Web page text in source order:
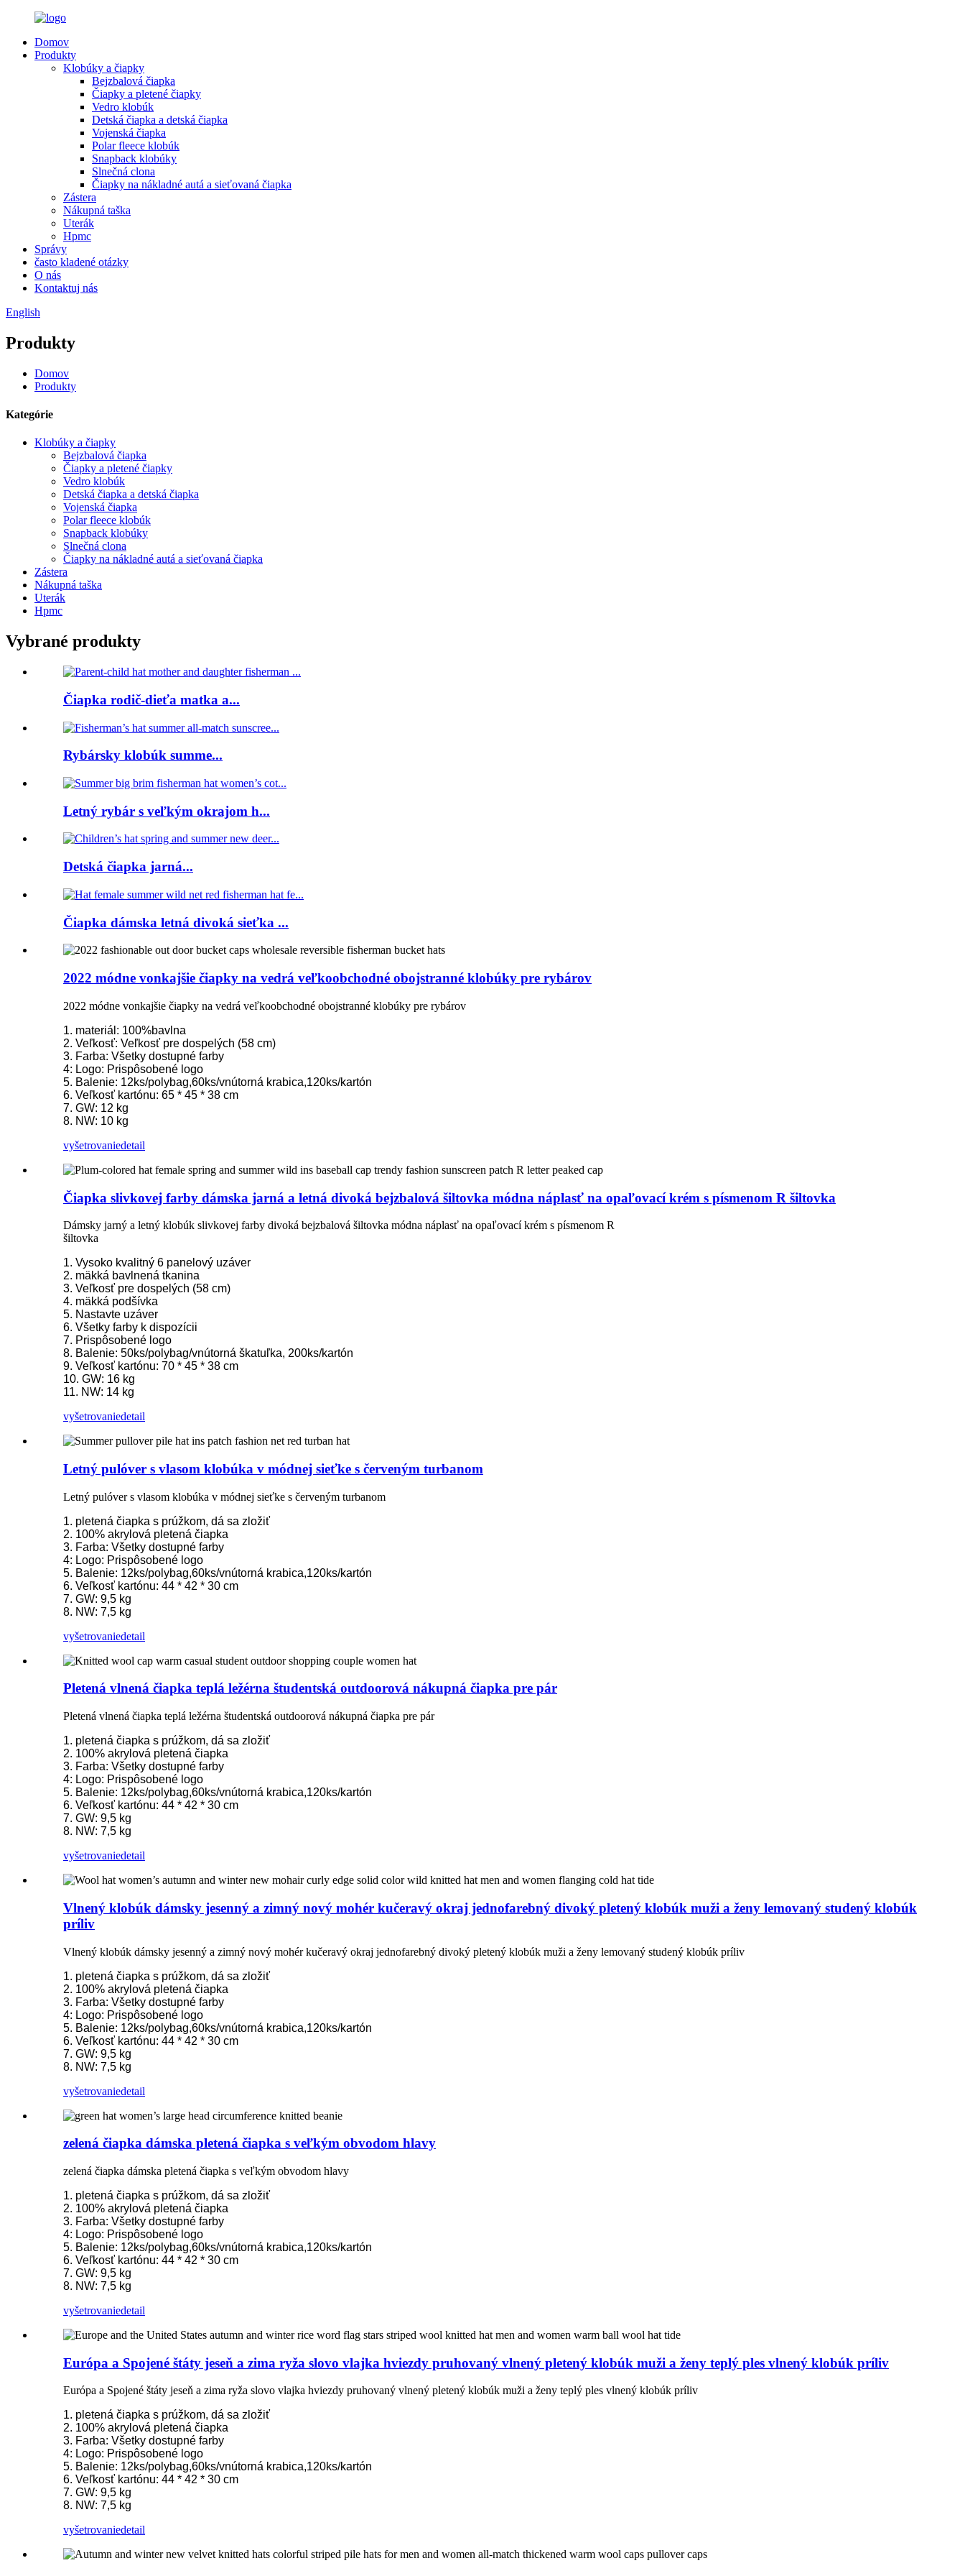
Domov
Produkty
Klobúky a čiapky
Bejzbalová čiapka
Čiapky a pletené čiapky
Vedro klobúk
Detská čiapka a detská čiapka
Vojenská čiapka
Polar fleece klobúk
Snapback klobúky
Slnečná clona
Čiapky na nákladné autá a sieťovaná čiapka
Zástera
Nákupná taška
Uterák
Hpmc
Správy
často kladené otázky
O nás
Kontaktuj nás
English
Produkty
Domov
Produkty
Kategórie
Klobúky a čiapky
Bejzbalová čiapka
Čiapky a pletené čiapky
Vedro klobúk
Detská čiapka a detská čiapka
Vojenská čiapka
Polar fleece klobúk
Snapback klobúky
Slnečná clona
Čiapky na nákladné autá a sieťovaná čiapka
Zástera
Nákupná taška
Uterák
Hpmc
Vybrané produkty
Čiapka rodič-dieťa matka a...
Rybársky klobúk summe...
Letný rybár s veľkým okrajom h...
Detská čiapka jarná...
Čiapka dámska letná divoká sieťka ...
2022 módne vonkajšie čiapky na vedrá veľkoobchodné obojstranné klobúky pre rybárov
2022 módne vonkajšie čiapky na vedrá veľkoobchodné obojstranné klobúky pre rybárov
1. materiál: 100%bavlna
2. Veľkosť: Veľkosť pre dospelých (58 cm)
3. Farba: Všetky dostupné farby
4: Logo: Prispôsobené logo
5. Balenie: 12ks/polybag,60ks/vnútorná krabica,120ks/kartón
6. Veľkosť kartónu: 65 * 45 * 38 cm
7. GW: 12 kg
8. NW: 10 kg
vyšetrovaniedetail
Čiapka slivkovej farby dámska jarná a letná divoká bejzbalová šiltovka módna náplasť na opaľovací krém s písmenom R šiltovka
Dámsky jarný a letný klobúk slivkovej farby divoká bejzbalová šiltovka módna náplasť na opaľovací krém s písmenom R
šiltovka
1. Vysoko kvalitný 6 panelový uzáver
2. mäkká bavlnená tkanina
3. Veľkosť pre dospelých (58 cm)
4. mäkká podšívka
5. Nastavte uzáver
6. Všetky farby k dispozícii
7. Prispôsobené logo
8. Balenie: 50ks/polybag/vnútorná škatuľka, 200ks/kartón
9. Veľkosť kartónu: 70 * 45 * 38 cm
10. GW: 16 kg
11. NW: 14 kg
vyšetrovaniedetail
Letný pulóver s vlasom klobúka v módnej sieťke s červeným turbanom
Letný pulóver s vlasom klobúka v módnej sieťke s červeným turbanom
1. pletená čiapka s prúžkom, dá sa zložiť
2. 100% akrylová pletená čiapka
3. Farba: Všetky dostupné farby
4: Logo: Prispôsobené logo
5. Balenie: 12ks/polybag,60ks/vnútorná krabica,120ks/kartón
6. Veľkosť kartónu: 44 * 42 * 30 cm
7. GW: 9,5 kg
8. NW: 7,5 kg
vyšetrovaniedetail
Pletená vlnená čiapka teplá ležérna študentská outdoorová nákupná čiapka pre pár
Pletená vlnená čiapka teplá ležérna študentská outdoorová nákupná čiapka pre pár
1. pletená čiapka s prúžkom, dá sa zložiť
2. 100% akrylová pletená čiapka
3. Farba: Všetky dostupné farby
4: Logo: Prispôsobené logo
5. Balenie: 12ks/polybag,60ks/vnútorná krabica,120ks/kartón
6. Veľkosť kartónu: 44 * 42 * 30 cm
7. GW: 9,5 kg
8. NW: 7,5 kg
vyšetrovaniedetail
Vlnený klobúk dámsky jesenný a zimný nový mohér kučeravý okraj jednofarebný divoký pletený klobúk muži a ženy lemovaný studený klobúk
príliv
Vlnený klobúk dámsky jesenný a zimný nový mohér kučeravý okraj jednofarebný divoký pletený klobúk muži a ženy lemovaný studený klobúk príliv
1. pletená čiapka s prúžkom, dá sa zložiť
2. 100% akrylová pletená čiapka
3. Farba: Všetky dostupné farby
4: Logo: Prispôsobené logo
5. Balenie: 12ks/polybag,60ks/vnútorná krabica,120ks/kartón
6. Veľkosť kartónu: 44 * 42 * 30 cm
7. GW: 9,5 kg
8. NW: 7,5 kg
vyšetrovaniedetail
zelená čiapka dámska pletená čiapka s veľkým obvodom hlavy
zelená čiapka dámska pletená čiapka s veľkým obvodom hlavy
1. pletená čiapka s prúžkom, dá sa zložiť
2. 100% akrylová pletená čiapka
3. Farba: Všetky dostupné farby
4: Logo: Prispôsobené logo
5. Balenie: 12ks/polybag,60ks/vnútorná krabica,120ks/kartón
6. Veľkosť kartónu: 44 * 42 * 30 cm
7. GW: 9,5 kg
8. NW: 7,5 kg
vyšetrovaniedetail
Európa a Spojené štáty jeseň a zima ryža slovo vlajka hviezdy pruhovaný vlnený pletený klobúk muži a ženy teplý ples vlnený klobúk príliv
Európa a Spojené štáty jeseň a zima ryža slovo vlajka hviezdy pruhovaný vlnený pletený klobúk muži a ženy teplý ples vlnený klobúk príliv
1. pletená čiapka s prúžkom, dá sa zložiť
2. 100% akrylová pletená čiapka
3. Farba: Všetky dostupné farby
4: Logo: Prispôsobené logo
5. Balenie: 12ks/polybag,60ks/vnútorná krabica,120ks/kartón
6. Veľkosť kartónu: 44 * 42 * 30 cm
7. GW: 9,5 kg
8. NW: 7,5 kg
vyšetrovaniedetail